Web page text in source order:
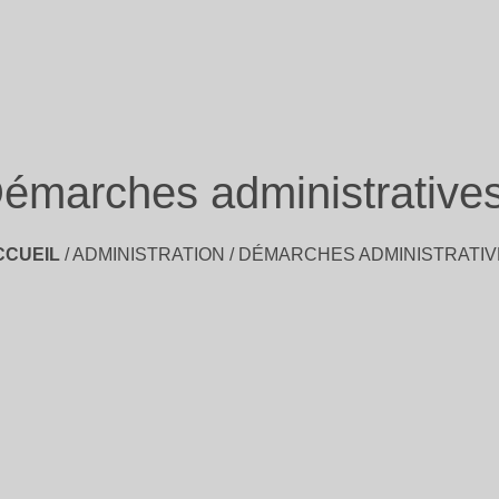
/ADMINISTRATION / DÉMARCHES